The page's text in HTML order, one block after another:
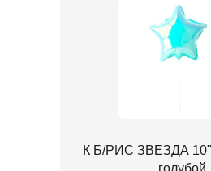
К Б/РИС ЗВЕЗДА 10"
голубой